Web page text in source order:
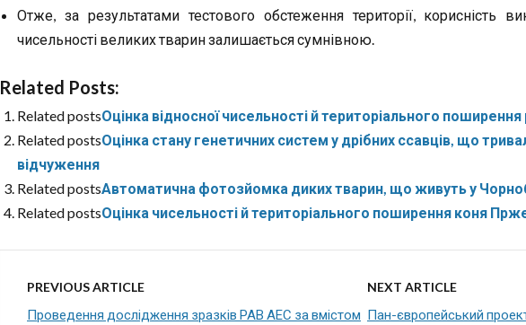
Отже, за результатами тестового обстеження території, корисність
чисельності великих тварин залишається сумнівною.
Related Posts:
Related postsОцінка відносної чисельності й територіального поширення
Related postsОцінка стану генетичних систем у дрібних ссавців, що
відчуження
Related postsАвтоматична фотозйомка диких тварин, що живуть у
Related postsОцінка чисельності й територіального поширення коня
PREVIOUS ARTICLE
Проведення дослідження зразків РАВ АЕС за вмістом
NEXT ARTICLE
Пан-європейський